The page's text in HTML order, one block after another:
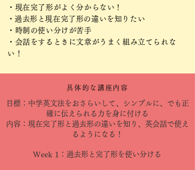
・現在完了形がよく分からない！
​・過去形と現在完了形の違いを知りたい
・時制の使い分けが苦手
・会話をするときに文章がうまく組み立てられな
い！
具体的な講座内容
目標：中学英文法をおさらいして、シンプルに、でも正
確に伝えられる力を身に付ける
内容：現在完了形と過去形の違いを知り、英会話で使え
るようになる！
Week 1：過去形と完了形を使い分ける